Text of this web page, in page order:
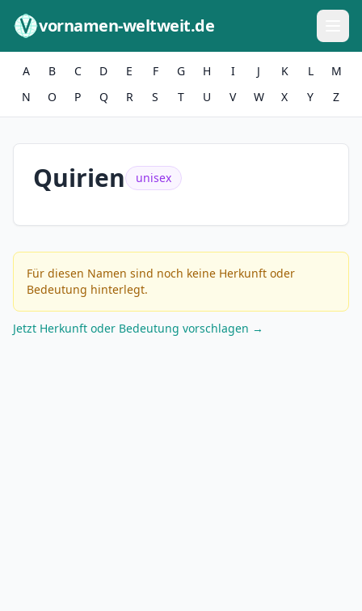
vornamen-weltweit.de
A B C D E F G H I J K L
M
N
O P Q R S T U V W X Y Z
Quirien unisex
Für diesen Namen sind noch keine Herkunft oder
Bedeutung hinterlegt.
Jetzt Herkunft oder Bedeutung vorschlagen →